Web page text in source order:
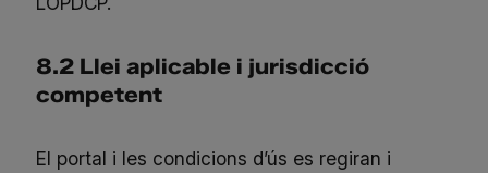
8.2 Llei aplicable i jurisdicció
competent
El portal i les condicions d’ús es regiran i